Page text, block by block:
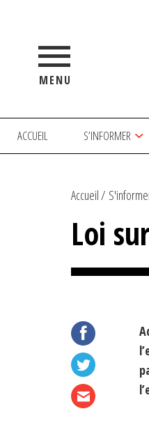
MENU
ACCUEIL S’INFORMER
Accueil
Loi